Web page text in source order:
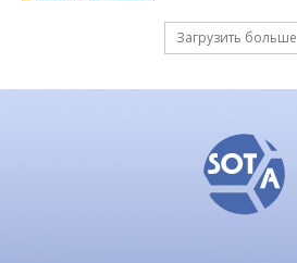
Загрузить больше